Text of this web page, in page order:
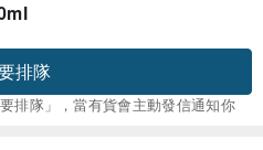
排隊
排隊」，當有貨會主動發信通知你